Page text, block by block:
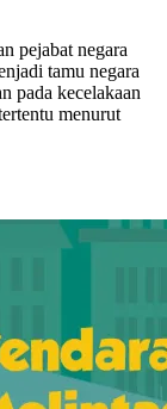
pejabat negara
tamu negara
pada kecelakaan
menurut